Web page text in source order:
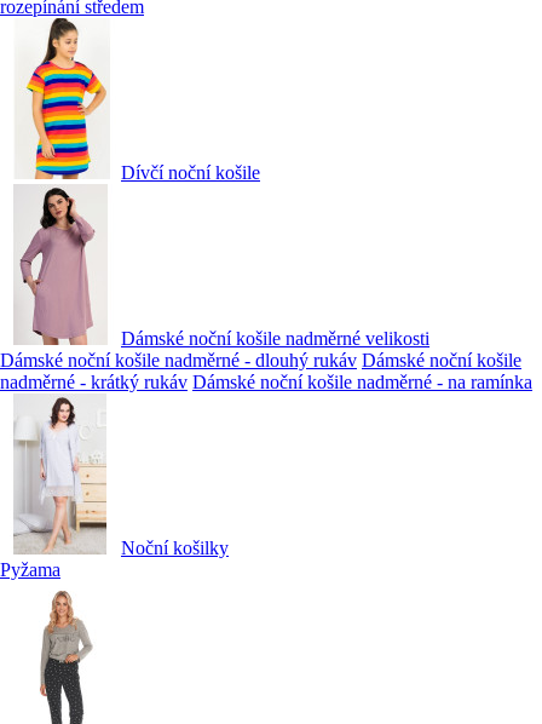
rozepínání středem
Dívčí noční košile
Dámské noční košile nadměrné velikosti
Dámské noční košile nadměrné - dlouhý rukáv Dámské noční košile
nadměrné - krátký rukáv Dámské noční košile nadměrné - na ramínka
Noční košilky
Pyžama